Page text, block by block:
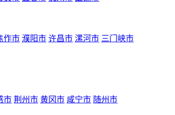
作市 濮阳市 许昌市 漯河市 三门峡市
市 荆州市 黄冈市 咸宁市 随州市